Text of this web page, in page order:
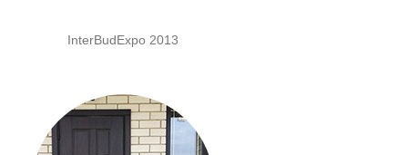
InterBudExpo 2013